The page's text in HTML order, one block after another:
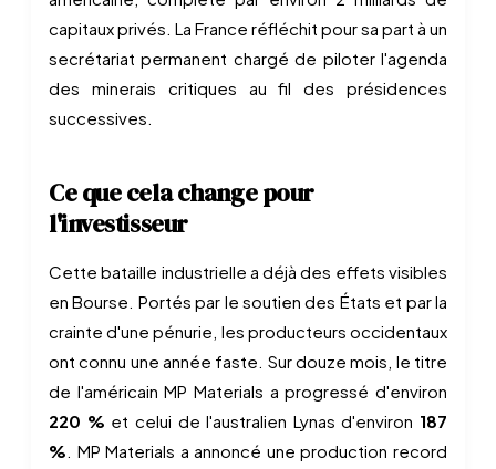
capitaux privés. La France réfléchit pour sa part à un
secrétariat permanent chargé de piloter l'agenda
des minerais critiques au fil des présidences
successives.
Ce que cela change pour
l'investisseur
Cette bataille industrielle a déjà des effets visibles
en Bourse. Portés par le soutien des États et par la
crainte d'une pénurie, les producteurs occidentaux
ont connu une année faste. Sur douze mois, le titre
de l'américain MP Materials a progressé d'environ
220 % et celui de l'australien Lynas d'environ 187
%. MP Materials a annoncé une production record